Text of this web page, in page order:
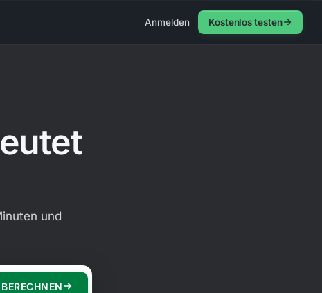
Anmelden Kostenlos testen
und
BERECHNEN